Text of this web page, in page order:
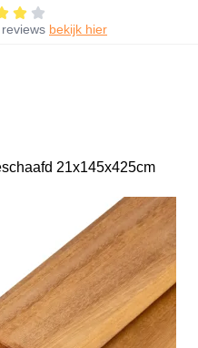
bekijk hier
21x145x425cm